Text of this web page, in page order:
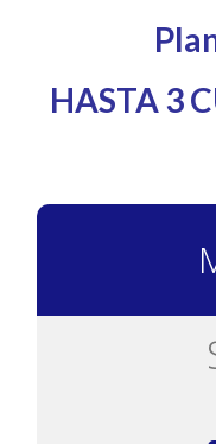
HASTA 3